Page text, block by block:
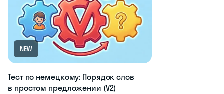
NEW
Тест по немецкому: Порядок слов
в простом предложении (V2)